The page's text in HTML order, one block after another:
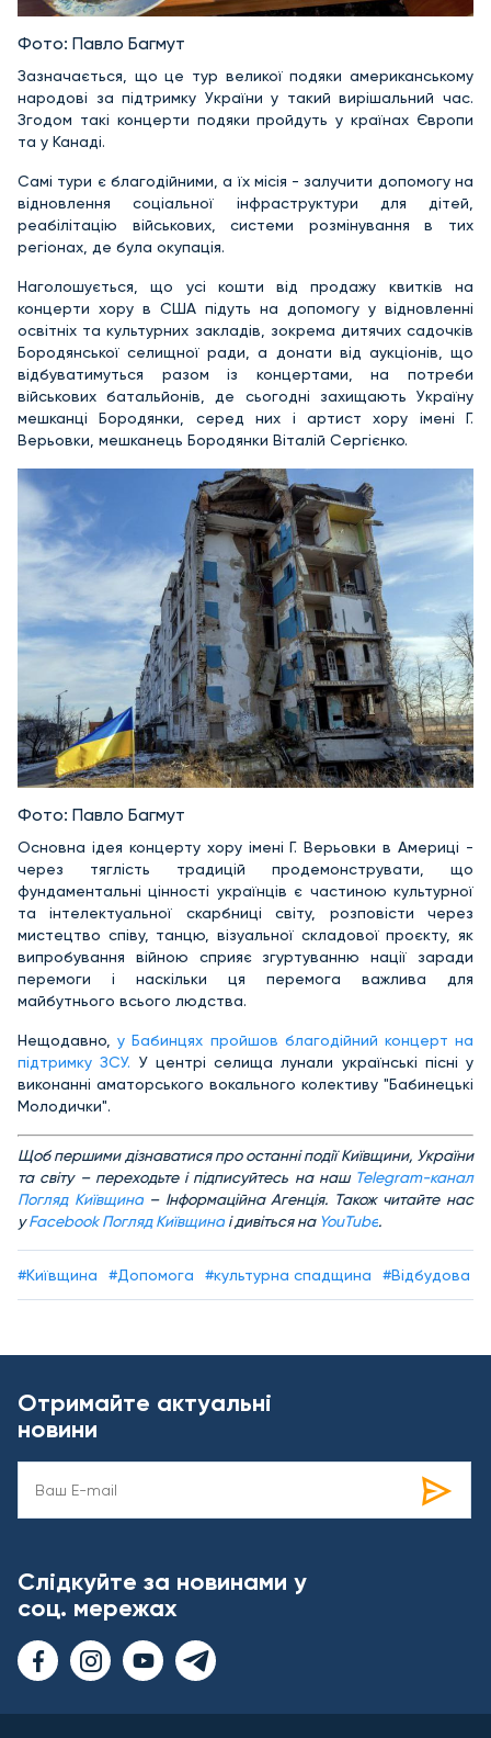
Фото: Павло Багмут
Зазначається, що це тур великої подяки американському
народові за підтримку України у такий вирішальний час.
Згодом такі концерти подяки пройдуть у країнах Європи
та у Канаді.
Самі тури є благодійними, а їх місія - залучити допомогу на
відновлення соціальної інфраструктури для дітей,
реабілітацію військових, системи розмінування в тих
регіонах, де була окупація.
Наголошується, що усі кошти від продажу квитків на
концерти хору в США підуть на допомогу у відновленні
освітніх та культурних закладів, зокрема дитячих садочків
Бородянської селищної ради, а донати від аукціонів, що
відбуватимуться разом із концертами, на потреби
військових батальйонів, де сьогодні захищають Україну
мешканці Бородянки, серед них і артист хору імені Г.
Верьовки, мешканець Бородянки Віталій Сергієнко.
Фото: Павло Багмут
Основна ідея концерту хору імені Г. Верьовки в Америці -
через тяглість традицій продемонструвати, що
фундаментальні цінності українців є частиною культурної
та інтелектуальної скарбниці світу, розповісти через
мистецтво співу, танцю, візуальної складової проєкту, як
випробування війною сприяє згуртуванню нації заради
перемоги і наскільки ця перемога важлива для
майбутнього всього людства.
Нещодавно,у Бабинцях пройшов благодійний концерт на
підтримку ЗСУ. У центрі селища лунали українські пісні у
виконанні аматорського вокального колективу "Бабинецькі
Молодички".
Щоб першими дізнаватися про останні події Київщини, України
та світу – переходьте і підписуйтесь на наш Telegram-канал
Погляд Київщина– Інформаційна Агенція. Також читайте нас
уFacebook Погляд Київщина і дивіться на YouTube.
#Київщина #Допомога #культурна спадщина #Відбудова
Отримайте актуальні
новини
Слідкуйте за новинами у
соц. мережах